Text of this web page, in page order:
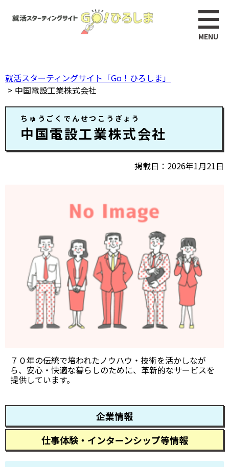
で
す。
就活スターティングサイト「Go！ひろしま」
中国電設工業株式会社
ちゅうごくでんせつこうぎょう
中国電設工業株式会社
掲載日 2026年1月21日
７０年の伝統で培われたノウハウ・技術を活かしなが
ら、安心・快適な暮らしのために、革新的なサービスを
提供しています。
企業情報
仕事体験・インターンシップ等情報